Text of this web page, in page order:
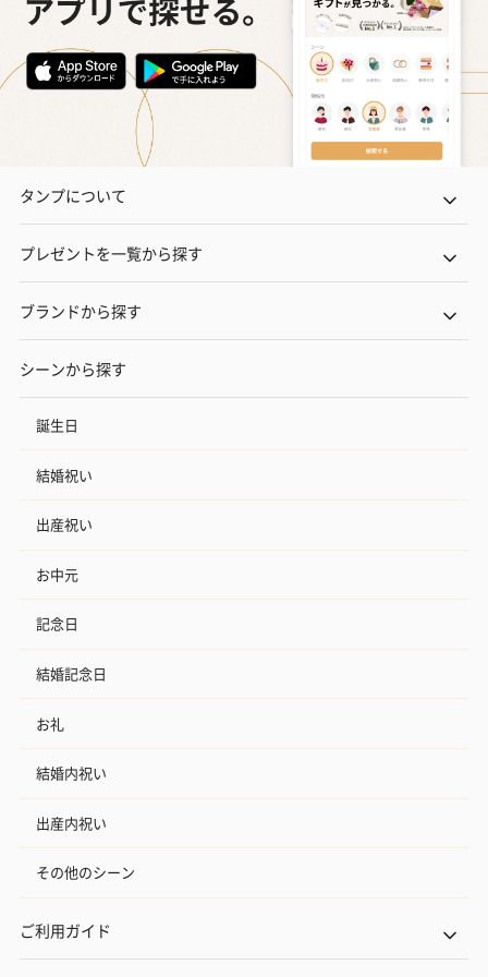
タンプについて
プレゼントを一覧から探す
ブランドから探す
シーンから探す
誕生日
結婚祝い
出産祝い
お中元
記念日
結婚記念日
お礼
結婚内祝い
出産内祝い
その他のシーン
ご利用ガイド